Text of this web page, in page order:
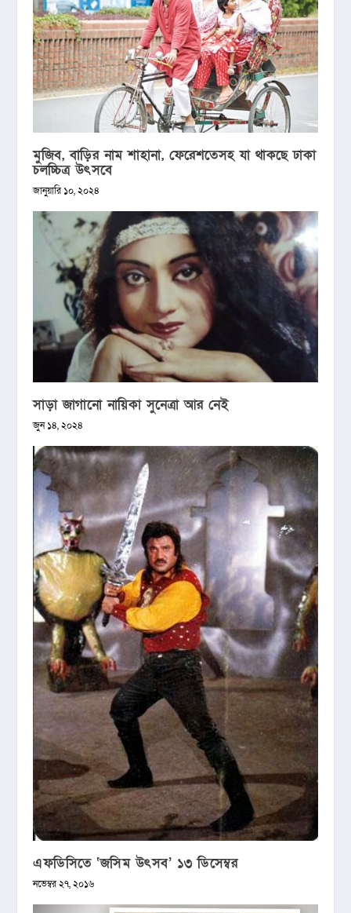
মুজিব, বাড়ির নাম শাহানা, ফেরেশতেসহ যা থাকছে ঢাকা
চলচ্চিত্র উৎসবে
জানুয়ারি ১০, ২০২৪
সাড়া জাগানো নায়িকা সুনেত্রা আর নেই
জুন ১৪, ২০২৪
এফডিসিতে ‘জসিম উৎসব’ ১৩ ডিসেম্বর
নভেম্বর ২৭, ২০১৬